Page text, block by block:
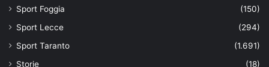
Sport Foggia
(150)
Sport Lecce
(294)
Sport Taranto
(1.691)
Storie
(18)